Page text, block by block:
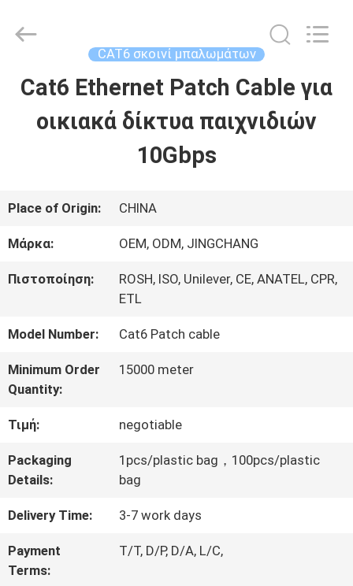
ΣΠΊΤΙ
ΒΊΝΤΕΟ
ΠΕΡΊΠΟΥ
ΕΡΓΟΣΤΑΣΊΩΝ
ΈΛΕΓΧΟΣ
ΕΛΆΤΕ
Jingchang
Cable
CAT6 σκοινί μπαλωμάτων
Cat6 Ethernet Patch Cable για
οικιακά δίκτυα παιχνιδιών
10Gbps
Place of Origin: CHINA
Μάρκα: OEM, ODM, JINGCHANG
Πιστοποίηση:
ROSH, ISO, Unilever, CE, ANATEL, CPR,
ETL
Model Number: Cat6 Patch cable
Minimum Order
Quantity:
15000 meter
Τιμή: negotiable
Packaging
Details:
1pcs/plastic bag，100pcs/plastic
bag
Delivery Time: 3-7 work days
Payment
Terms:
T/T, D/P, D/A, L/C,